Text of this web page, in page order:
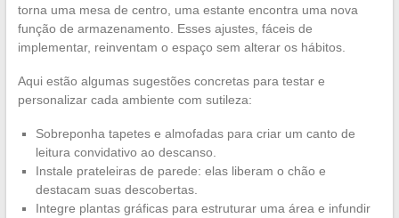
torna uma mesa de centro, uma estante encontra uma nova
função de armazenamento. Esses ajustes, fáceis de
implementar, reinventam o espaço sem alterar os hábitos.
Aqui estão algumas sugestões concretas para testar e
personalizar cada ambiente com sutileza:
Sobreponha tapetes e almofadas para criar um canto de
leitura convidativo ao descanso.
Instale prateleiras de parede: elas liberam o chão e
destacam suas descobertas.
Integre plantas gráficas para estruturar uma área e infundir